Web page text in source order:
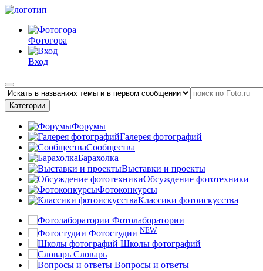
Фотогора
Вход
Категории
Форумы
Галерея фотографий
Сообщества
Барахолка
Выставки и проекты
Обсуждение фототехники
Фотоконкурсы
Классики фотоискусства
Фотолаборатории
Фотостудии NEW
Школы фотографий
Словарь
Вопросы и ответы